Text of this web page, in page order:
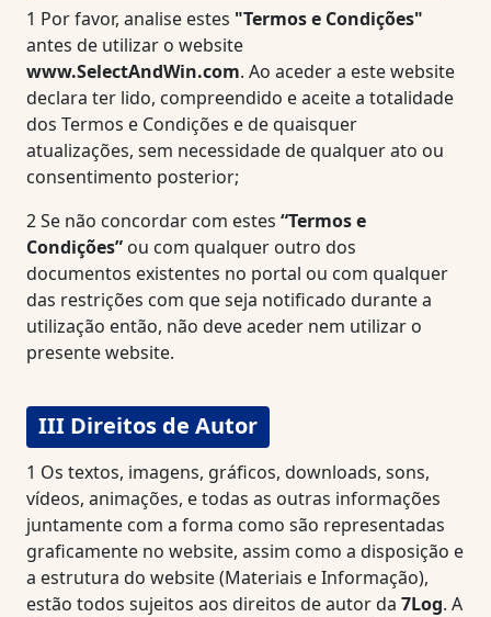
1 Por favor, analise estes "Termos e Condições"
antes de utilizar o website
www.SelectAndWin.com. Ao aceder a este website
declara ter lido, compreendido e aceite a totalidade
dos Termos e Condições e de quaisquer
atualizações, sem necessidade de qualquer ato ou
consentimento posterior;
2Se não concordar com estes “Termos e
Condições” ou com qualquer outro dos
documentos existentes no portal ou com qualquer
das restrições com que seja notificado durante a
utilização então, não deve aceder nem utilizar o
presente website.
III Direitos de Autor
1 Os textos, imagens, gráficos, downloads, sons,
vídeos, animações, e todas as outras informações
juntamente com a forma como são representadas
graficamente no website, assim como a disposição e
a estrutura do website (Materiais e Informação),
estão todos sujeitos aos direitos de autor da 7Log. A